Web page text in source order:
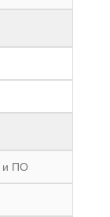
и ПО